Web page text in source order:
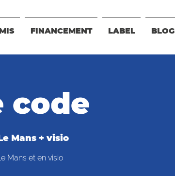
FINANCEMENT LABEL BLOG
code
Mans + visio
Mans et en visio